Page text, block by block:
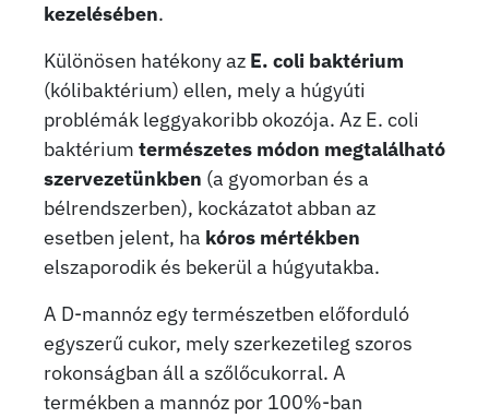
kezelésében.
Különösen hatékony az E. coli baktérium
(kólibaktérium) ellen, mely a húgyúti
problémák leggyakoribb okozója. Az E. coli
baktérium természetes módon megtalálható
szervezetünkben (a gyomorban és a
bélrendszerben), kockázatot abban az
esetben jelent, ha kóros mértékben
elszaporodik és bekerül a húgyutakba.
A D-mannóz egy természetben előforduló
egyszerű cukor, mely szerkezetileg szoros
rokonságban áll a szőlőcukorral. A
termékben a mannóz por 100%-ban